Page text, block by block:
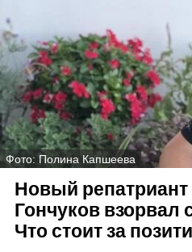
Фото: Полина Капшеева
Новый
Гончуков взорвал
Что стоит за